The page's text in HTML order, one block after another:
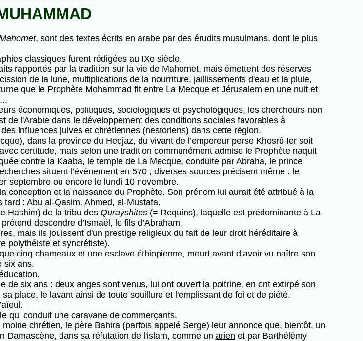
, sont des textes écrits en arabe par des érudits musulmans, dont le plus
classiques furent rédigées au IXe siècle.
rapportés par la tradition sur la vie de Mahomet, mais émettent des réserves
de la lune, multiplications de la nourriture, jaillissements d'eau et la pluie,
que le Prophète Mohammad fit entre La Mecque et Jérusalem en une nuit et
économiques, politiques, sociologiques et psychologiques, les chercheurs non
de l'Arabie dans le développement des conditions sociales favorables à
influences juives et chrétiennes (nestoriens) dans cette région.
dans la province du Hedjaz, du vivant de l’empereur perse Khosrô Ier soit
certitude, mais selon une tradition communément admise le Prophète naquit
contre la Kaaba, le temple de La Mecque, conduite par Abraha, le prince
situent l'événement en 570 ; diverses sources précisent même : le
septembre ou encore le lundi 10 novembre.
conception et la naissance du Prophète. Son prénom lui aurait été attribué à la
: Abu al-Qasim, Ahmed, al-Mustafa.
Hashim) de la tribu des Qurayshites(= Requins), laquelle est prédominante à La
descendre d’Ismaël, le fils d’Abraham.
mais ils jouissent d'un prestige religieux du fait de leur droit héréditaire à
polythéiste et syncrétiste).
cinq chameaux et une esclave éthiopienne, meurt avant d’avoir vu naître son
six ans.
de six ans : deux anges sont venus, lui ont ouvert la poitrine, en ont extirpé son
place, le lavant ainsi de toute souillure et l'emplissant de foi et de piété.
qui conduit une caravane de commerçants.
chrétien, le père Bahira (parfois appelé Serge) leur annonce que, bientôt, un
Damascène, dans sa réfutation de l'islam, comme un arien et par Barthélémy